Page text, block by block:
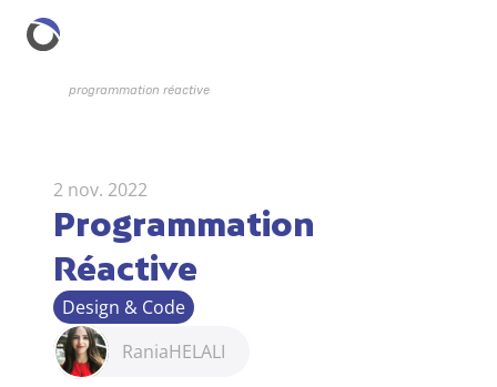
programmation réactive
2 nov. 2022
Programmation
Réactive
Design & Code
RaniaHELALI